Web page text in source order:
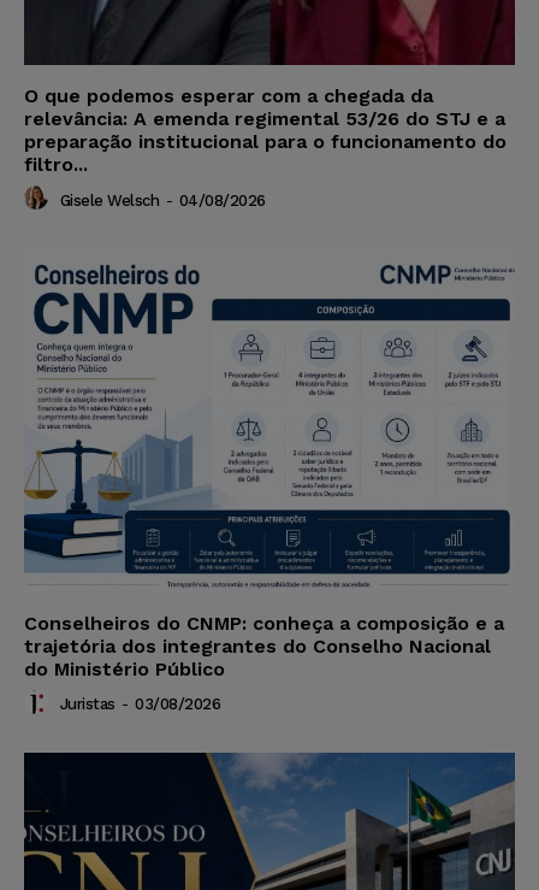
O que podemos esperar com a chegada da
relevância: A emenda regimental 53/26 do STJ e a
preparação institucional para o funcionamento do
filtro...
Gisele Welsch - 04/08/2026
Conselheiros do CNMP: conheça a composição e a
trajetória dos integrantes do Conselho Nacional
do Ministério Público
Juristas - 03/08/2026